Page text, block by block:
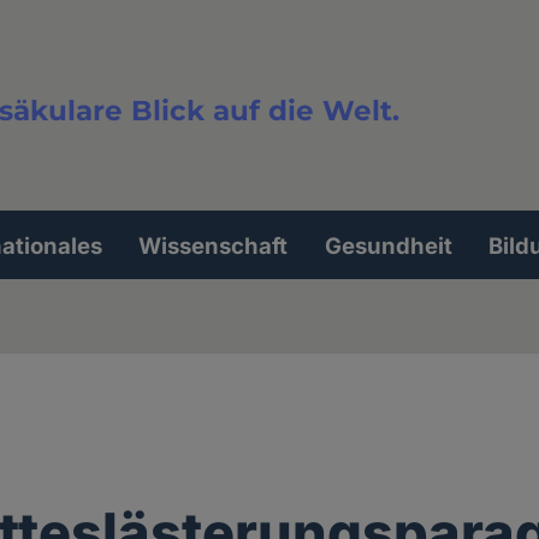
Blick auf die Welt.
Wissenschaft Gesundheit